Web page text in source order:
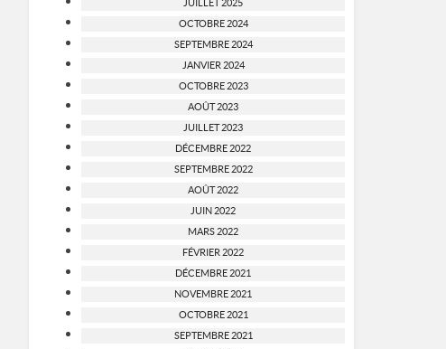
JUILLET 2025
OCTOBRE 2024
SEPTEMBRE 2024
JANVIER 2024
OCTOBRE 2023
AOÛT 2023
JUILLET 2023
DÉCEMBRE 2022
SEPTEMBRE 2022
AOÛT 2022
JUIN 2022
MARS 2022
FÉVRIER 2022
DÉCEMBRE 2021
NOVEMBRE 2021
OCTOBRE 2021
SEPTEMBRE 2021